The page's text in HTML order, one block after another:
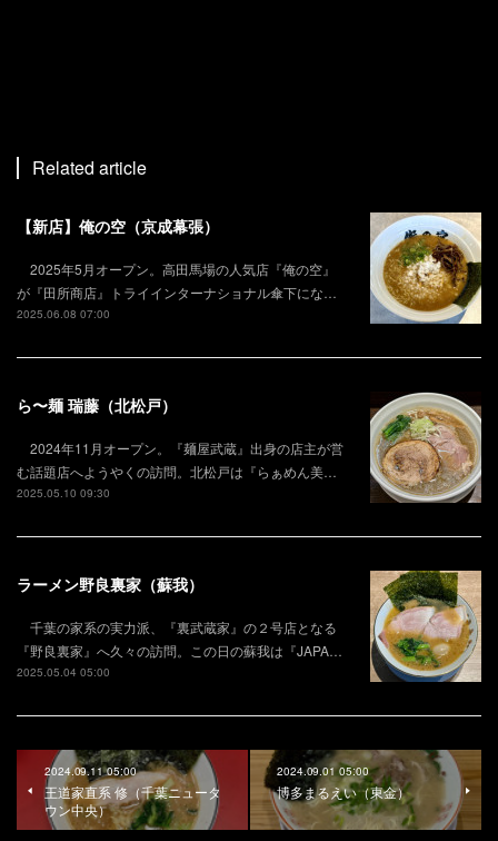
Related article
【新店】俺の空（京成幕張）
2025年5月オープン。高田馬場の人気店『俺の空』
が『田所商店』トライインターナショナル傘下にな…
2025.06.08 07:00
ら〜麺 瑞藤（北松戸）
2024年11月オープン。『麺屋武蔵』出身の店主が営
む話題店へようやくの訪問。北松戸は『らぁめん美…
2025.05.10 09:30
ラーメン野良裏家（蘇我）
千葉の家系の実力派、『裏武蔵家』の２号店となる
『野良裏家』へ久々の訪問。この日の蘇我は『JAPA…
2025.05.04 05:00
2024.09.11 05:00
王道家直系 修（千葉ニュータ
ウン中央）
2024.09.01 05:00
博多まるえい（東金）